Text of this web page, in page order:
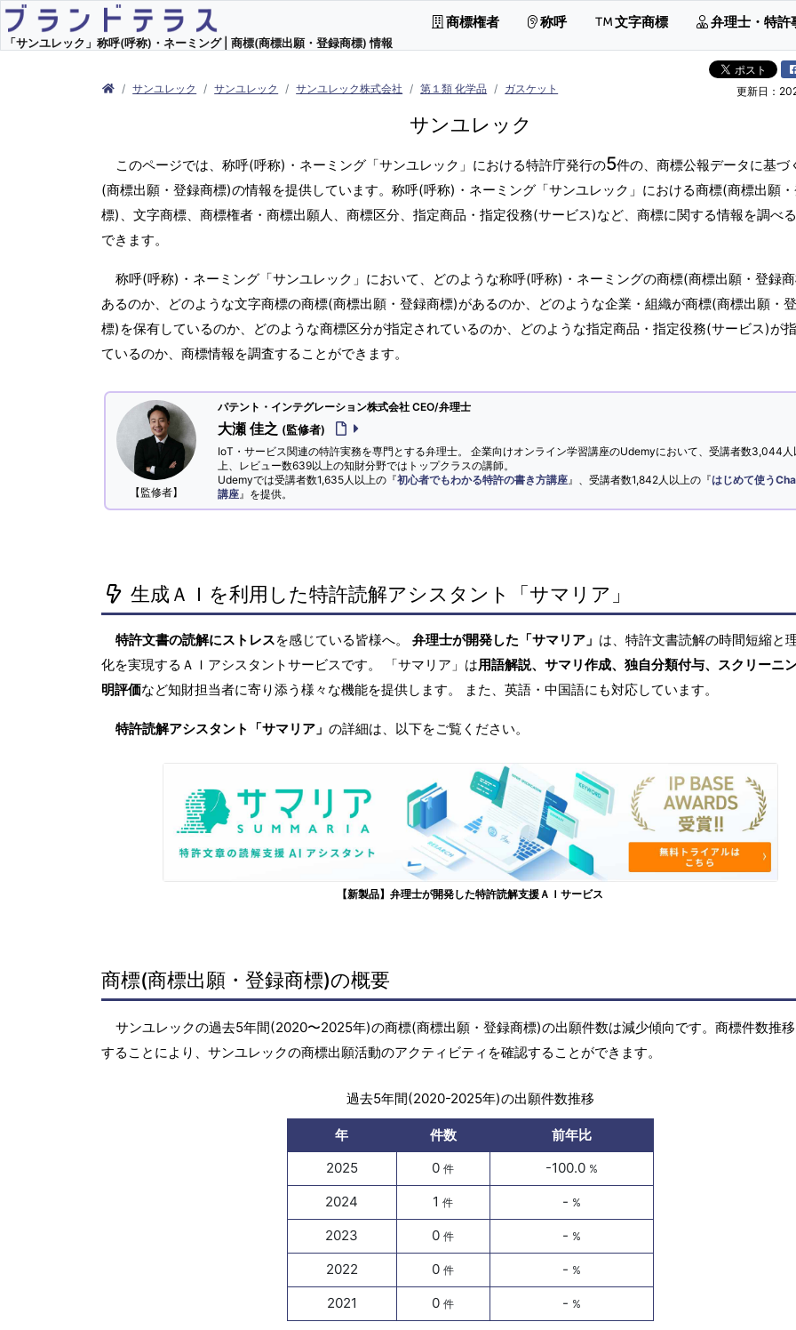
「サンユレック」称呼(呼称)・ネーミング | 商標(商標出願・登録商標) 情報
商標権者 称呼 文字商標 弁理士・特許
サンユレック サンユレック サンユレック株式会社 第１類 化学品 ガスケット 更新日：
サンユレック
このページでは、称呼(呼称)・ネーミング「サンユレック」における特許庁発行の5件の、商標公報データに基づ
(商標出願・登録商標)の情報を提供しています。称呼(呼称)・ネーミング「サンユレック」における商標(商標出願
標)、文字商標、商標権者・商標出願人、商標区分、指定商品・指定役務(サービス)など、商標に関する情報を調べ
できます。
称呼(呼称)・ネーミング「サンユレック」において、どのような称呼(呼称)・ネーミングの商標(商標出願・登録
あるのか、どのような文字商標の商標(商標出願・登録商標)があるのか、どのような企業・組織が商標(商標出願・
標)を保有しているのか、どのような商標区分が指定されているのか、どのような指定商品・指定役務(サービス)が
ているのか、商標情報を調査することができます。
【監修者】
パテント・インテグレーション株式会社 CEO/弁理士
大瀬 佳之 (監修者)
IoT・サービス関連の特許実務を専門とする弁理士。 企業向けオンライン学習講座のUdemyにおいて、受講者数3,044人
上、レビュー数639以上の知財分野ではトップクラスの講師。
Udemyでは受講者数1,635人以上の『初心者でもわかる特許の書き方講座 』、受講者数1,842人以上の『はじめて使う
講座 』を提供。
生成ＡＩを利用した特許読解アシスタント「サマリア」
特許文書の読解にストレスを感じている皆様へ。 弁理士が開発した「サマリア」 は、特許文書読解の時間短縮と
化を実現するＡＩアシスタントサービスです。 「サマリア」は用語解説、サマリ作成、独自分類付与、スクリーニ
明評価など知財担当者に寄り添う様々な機能を提供します。 また、英語・中国語にも対応しています。
特許読解アシスタント「サマリア」 の詳細は、以下をご覧ください。
【新製品】弁理士が開発した特許読解支援ＡＩサービス
商標(商標出願・登録商標)の概要
サンユレックの過去5年間(2020〜2025年)の商標(商標出願・登録商標)の出願件数は減少傾向です。商標件数推
することにより、サンユレックの商標出願活動のアクティビティを確認することができます。
過去5年間(2020-2025年)の出願件数推移
年 件数
前年比
2025
0件 -100.0 %
2024 1件 - %
2023 0件 - %
2022 0件 - %
2021 0件 - %